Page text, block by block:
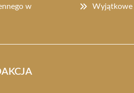
w
Wyjątkowe